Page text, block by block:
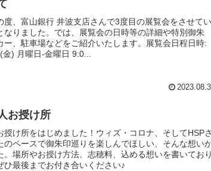
度、富山銀行 井波支店さんで3度目の展覧会をさせてい
なりました。では、展覧会の日時等の詳細や特別御朱
ー、駐車場などをご紹介いたします。展覧会日程日時:
) 月曜日-金曜日 9:0...
お授け所
授け所をはじめました！ウィズ・コロナ、そしてHSPさ
のペースで御朱印巡りを楽しんでほしい、そんな想い
。場所やお授け方法、志穂料、込める想いを書いており
ひ最後までお付き合いください♪